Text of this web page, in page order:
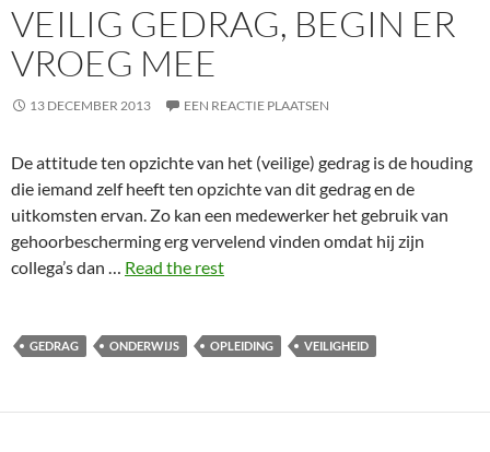
VEILIG GEDRAG, BEGIN ER
VROEG MEE
13 DECEMBER 2013 EEN REACTIE PLAATSEN
De attitude ten opzichte van het (veilige) gedrag is de houding
die iemand zelf heeft ten opzichte van dit gedrag en de
uitkomsten ervan. Zo kan een medewerker het gebruik van
gehoorbescherming erg vervelend vinden omdat hij zijn
collega’s dan … Read the rest
GEDRAG ONDERWIJS OPLEIDING VEILIGHEID